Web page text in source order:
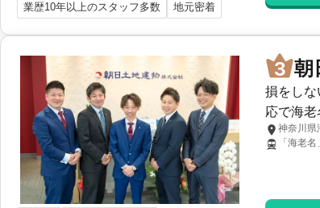
業歴10年以上のスタッフ多数
地元密着
朝
損をしな
応で海
神奈川県
「海老